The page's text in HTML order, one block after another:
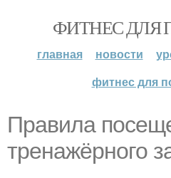
ФИТНЕС ДЛЯ
главная новости
фитнес для
Правила
тренажёрного